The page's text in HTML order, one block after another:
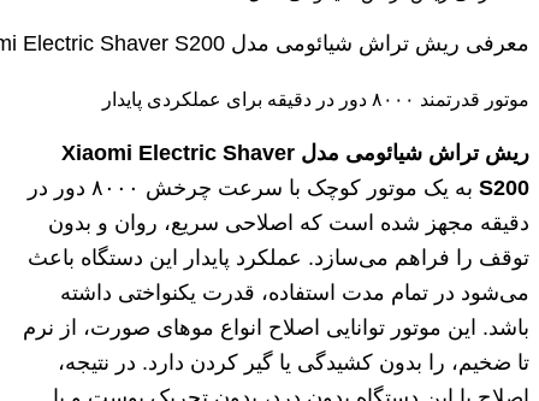
معرفی ریش تراش شیائومی مدل Xiaomi Electric Shaver S200
موتور قدرتمند ۸۰۰۰ دور در دقیقه برای عملکردی پایدار
ریش تراش شیائومی مدل Xiaomi Electric Shaver
S200
به یک موتور کوچک با سرعت چرخش ۸۰۰۰ دور در
دقیقه مجهز شده است که اصلاحی سریع، روان و بدون
توقف را فراهم می‌سازد. عملکرد پایدار این دستگاه باعث
می‌شود در تمام مدت استفاده، قدرت یکنواختی داشته
باشد. این موتور توانایی اصلاح انواع موهای صورت، از نرم
تا ضخیم، را بدون کشیدگی یا گیر کردن دارد. در نتیجه،